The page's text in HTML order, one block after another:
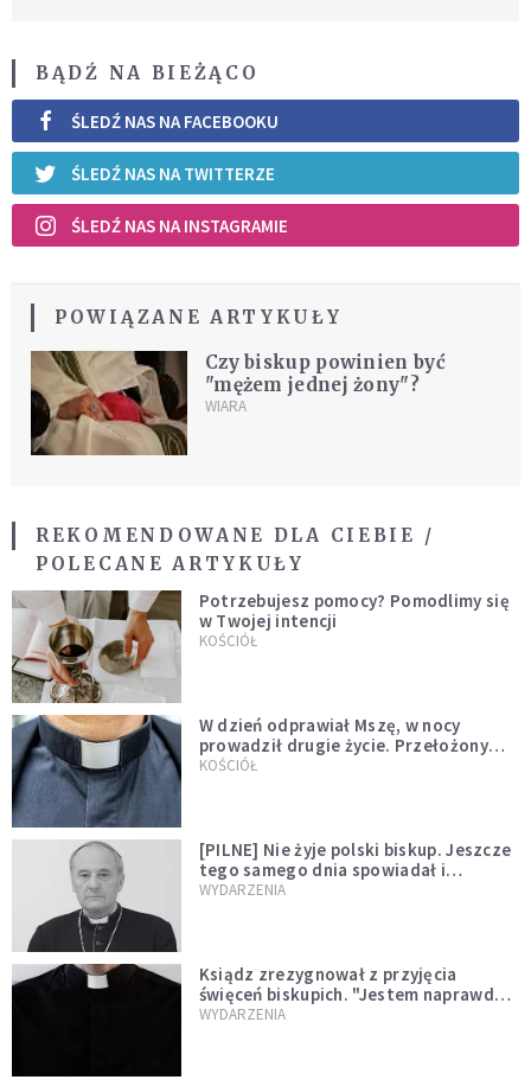
BĄDŹ NA BIEŻĄCO
ŚLEDŹ NAS NA FACEBOOKU
ŚLEDŹ NAS NA TWITTERZE
ŚLEDŹ NAS NA INSTAGRAMIE
POWIĄZANE ARTYKUŁY
Czy biskup powinien być
"mężem jednej żony"?
WIARA
REKOMENDOWANE DLA CIEBIE /
POLECANE ARTYKUŁY
Potrzebujesz pomocy? Pomodlimy się
w Twojej intencji
KOŚCIÓŁ
W dzień odprawiał Mszę, w nocy
prowadził drugie życie. Przełożony
kazał mu opuścić zakon
KOŚCIÓŁ
[PILNE] Nie żyje polski biskup. Jeszcze
tego samego dnia spowiadał i
sprawował Mszę świętą
WYDARZENIA
Ksiądz zrezygnował z przyjęcia
święceń biskupich. "Jestem naprawdę
niegodny"
WYDARZENIA